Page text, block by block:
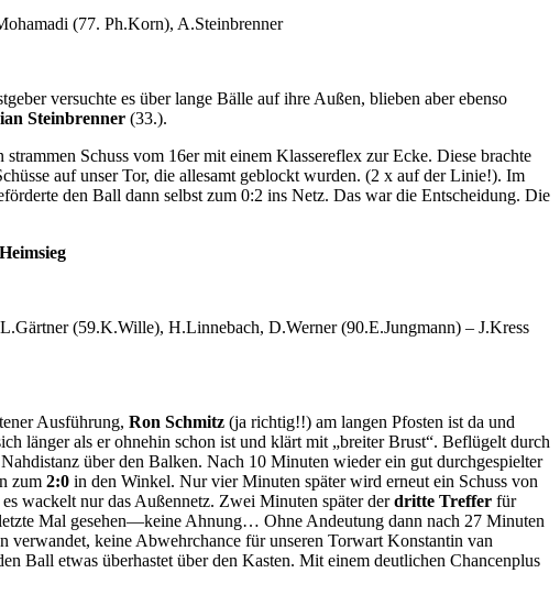
(77. Ph.Korn), A.Steinbrenner
versuchte es über lange Bälle auf ihre Außen, blieben aber ebenso
Steinbrenner (33.).
Schuss vom 16er mit einem Klassereflex zur Ecke. Diese brachte
auf unser Tor, die allesamt geblockt wurden. (2 x auf der Linie!). Im
den Ball dann selbst zum 0:2 ins Netz. Das war die Entscheidung. Die
(59.K.Wille), H.Linnebach, D.Werner (90.E.Jungmann) – J.Kress
Ausführung, Ron Schmitz (ja richtig!!) am langen Pfosten ist da und
länger als er ohnehin schon ist und klärt mit „breiter Brust“. Beflügelt durch
über den Balken. Nach 10 Minuten wieder ein gut durchgespielter
zum 2:0 in den Winkel. Nur vier Minuten später wird erneut ein Schuss von
wackelt nur das Außennetz. Zwei Minuten später derdritte Treffer für
Mal gesehen—keine Ahnung… Ohne Andeutung dann nach 27 Minuten
verwandet, keine Abwehrchance für unseren Torwart Konstantin van
Ball etwas überhastet über den Kasten. Mit einem deutlichen Chancenplus